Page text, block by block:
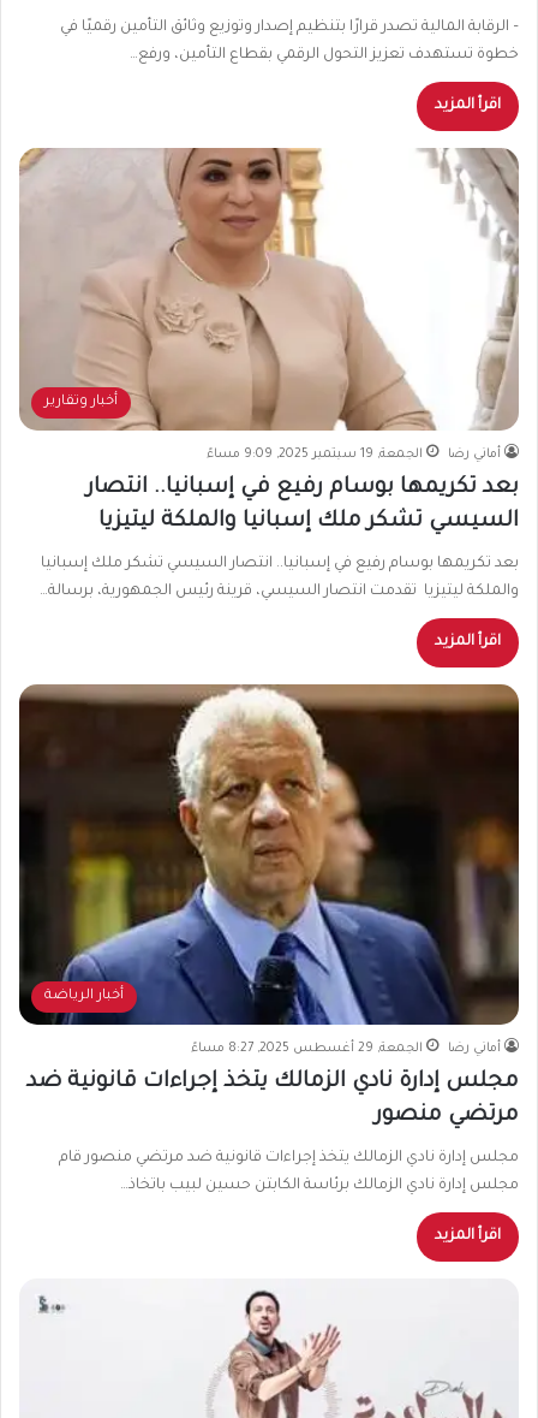
– الرقابة المالية تصدر قرارًا بتنظيم إصدار وتوزيع وثائق التأمين رقميًا في
خطوة تستهدف تعزيز التحول الرقمي بقطاع التأمين، ورفع…
اقرأ المزيد
أخبار وتقارير
أماني رضا الجمعة, 19 سبتمبر 2025, 9:09 مساءً
بعد تكريمها بوسام رفيع في إسبانيا.. انتصار
السيسي تشكر ملك إسبانيا والملكة ليتيزيا
بعد تكريمها بوسام رفيع في إسبانيا.. انتصار السيسي تشكر ملك إسبانيا
والملكة ليتيزيا تقدمت انتصار السيسي، قرينة رئيس الجمهورية، برسالة…
اقرأ المزيد
أخبار الرياضة
أماني رضا الجمعة, 29 أغسطس 2025, 8:27 مساءً
مجلس إدارة نادي الزمالك يتخذ إجراءات قانونية ضد
مرتضي منصور
مجلس إدارة نادي الزمالك يتخذ إجراءات قانونية ضد مرتضي منصور قام
مجلس إدارة نادي الزمالك برئاسة الكابتن حسين لبيب باتخاذ…
اقرأ المزيد